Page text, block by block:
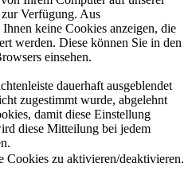
Verfügung. Aus
keine Cookies anzeigen, die
werden. Diese können Sie in den
einsehen.
dauerhaft ausgeblendet
zugestimmt wurde, abgelehnt
damit diese Einstellung
diese Mitteilung bei jedem
zu aktivieren/deaktivieren.